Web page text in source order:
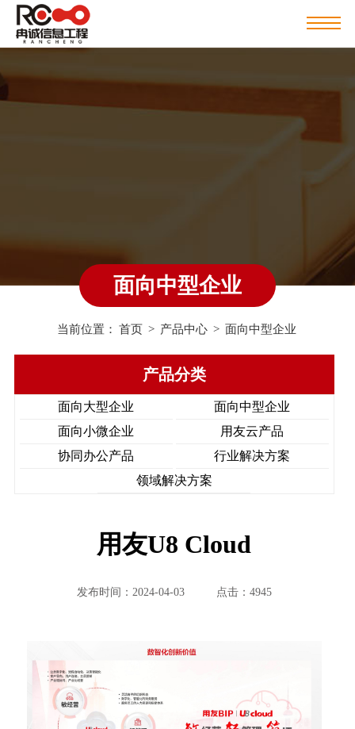
面向中型企业
当前位置： 首页 > 产品中心 > 面向中型企业
产品分类
面向大型企业
面向中型企业
面向小微企业
用友云产品
协同办公产品
行业解决方案
领域解决方案
用友U8 Cloud
发布时间：2024-04-03 点击：4945